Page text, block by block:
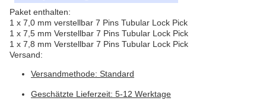
Paket enthalten:
1 x 7,0 mm verstellbar 7 Pins Tubular Lock Pick
1 x 7,5 mm Verstellbar 7 Pins Tubular Lock Pick
1 x 7,8 mm Verstellbar 7 Pins Tubular Lock Pick
Versand:
Versandmethode: Standard
Geschätzte Lieferzeit: 5-12 Werktage